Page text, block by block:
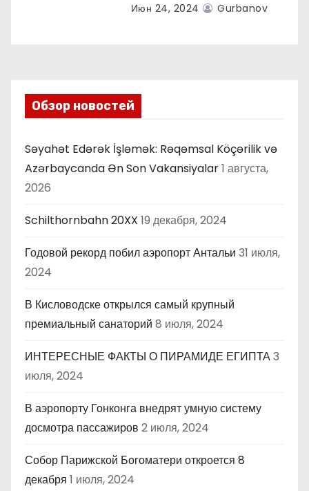
Июн 24, 2024 Gurbanov
Обзор новостей
Səyahət Edərək İşləmək: Rəqəmsal Köçərilik və
Azərbaycanda Ən Son Vakansiyalar1 августа,
2026
Schilthornbahn 20XX 19 декабря, 2024
Годовой рекорд побил аэропорт Антальи 31 июля,
2024
В Кисловодске открылся самый крупный
премиальный санаторий 8 июля, 2024
ИНТЕРЕСНЫЕ ФАКТЫ О ПИРАМИДЕ ЕГИПТА3
июля, 2024
В аэропорту Гонконга внедрят умную систему
досмотра пассажиров 2 июля, 2024
Собор Парижской Богоматери откроется 8
декабря 1 июля, 2024